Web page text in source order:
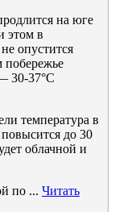
на юге
этом в
опустится
побережье
30-37°C
температура в
до 30
облачной и
по ... Читать